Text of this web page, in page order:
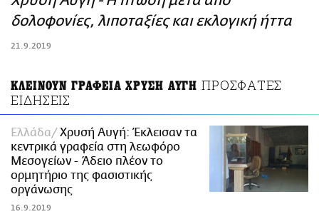
ΑΜΠΑ
δολοφονίες, λιποταξίες και εκλογική ήττα
21.9.2019
ΚΛΕΙΝΟΥΝ ΓΡΑΦΕΙΑ ΧΡΥΣΗ ΑΥΓΗ ΠΡΟΣΦΑΤΕΣ
ΕΙΔΗΣΕΙΣ
Ελλάδα
Χρυσή Αυγή: Έκλεισαν τα
κεντρικά γραφεία στη λεωφόρο
Μεσογείων - Άδειο πλέον το
ορμητήριο της φασιστικής
οργάνωσης
16.9.2019